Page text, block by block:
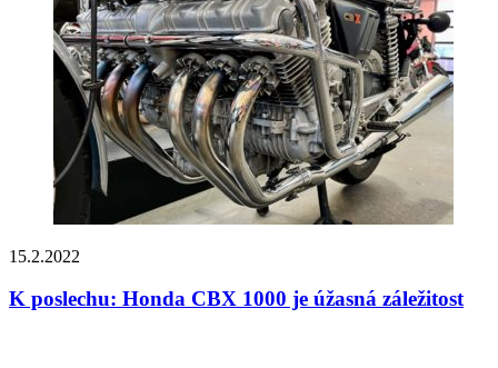
15.2.2022
K poslechu: Honda CBX 1000 je úžasná záležitost